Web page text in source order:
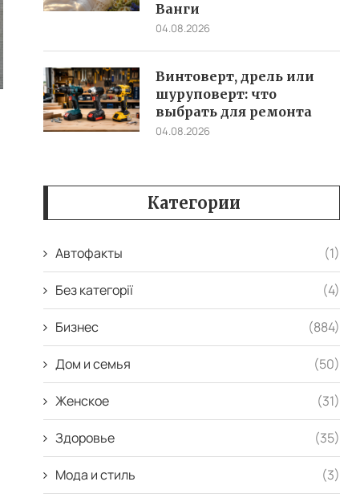
Ванги
04.08.2026
Винтоверт, дрель или
шуруповерт: что
выбрать для ремонта
04.08.2026
Категории
Автофакты (1)
Без категорії (4)
Бизнес (884)
Дом и семья (50)
Женское (31)
Здоровье (35)
Мода и стиль (3)